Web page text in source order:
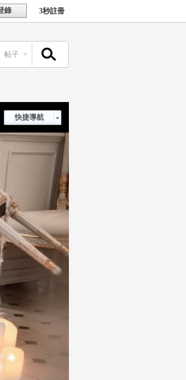
錄 3秒註冊
帖子
快捷導航